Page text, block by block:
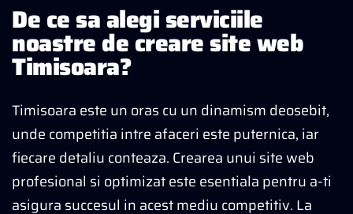
De ce sa alegi serviciile
noastre de creare site web
Timisoara?
Timisoara este un oras cu un dinamism deosebit,
unde competitia intre afaceri este puternica, iar
fiecare detaliu conteaza. Crearea unui site web
profesional si optimizat este esentiala pentru a-ti
asigura succesul in acest mediu competitiv. La